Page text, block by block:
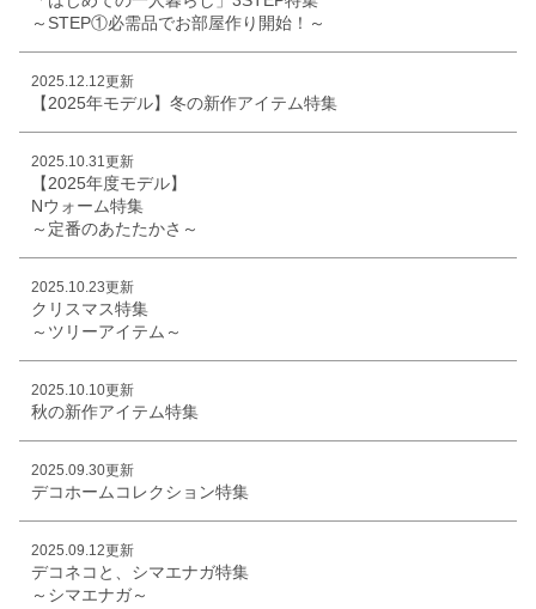
～STEP①必需品でお部屋作り開始！～
2025.12.12更新
【2025年モデル】冬の新作アイテム特集
2025.10.31更新
【2025年度モデル】
Nウォーム特集
～定番のあたたかさ～
2025.10.23更新
クリスマス特集
～ツリーアイテム～
2025.10.10更新
秋の新作アイテム特集
2025.09.30更新
デコホームコレクション特集
2025.09.12更新
デコネコと、シマエナガ特集
～シマエナガ～